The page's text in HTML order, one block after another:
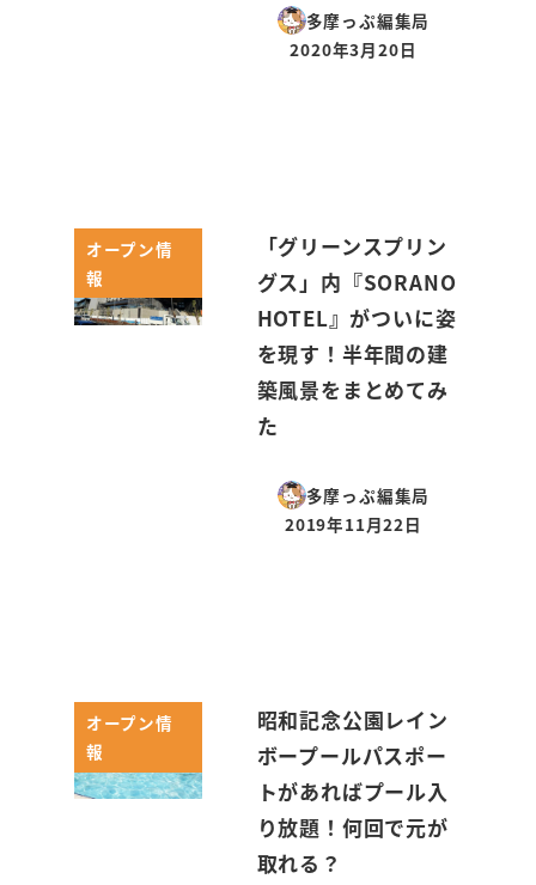
多摩っぷ編集局
投稿日
2020年3月20日
オープン情
報
「グリーンスプリン
グス」内『SORANO
HOTEL』がついに姿
を現す！半年間の建
築風景をまとめてみ
た
多摩っぷ編集局
投稿日
2019年11月22日
オープン情
報
昭和記念公園レイン
ボープールパスポー
トがあればプール入
り放題！何回で元が
取れる？